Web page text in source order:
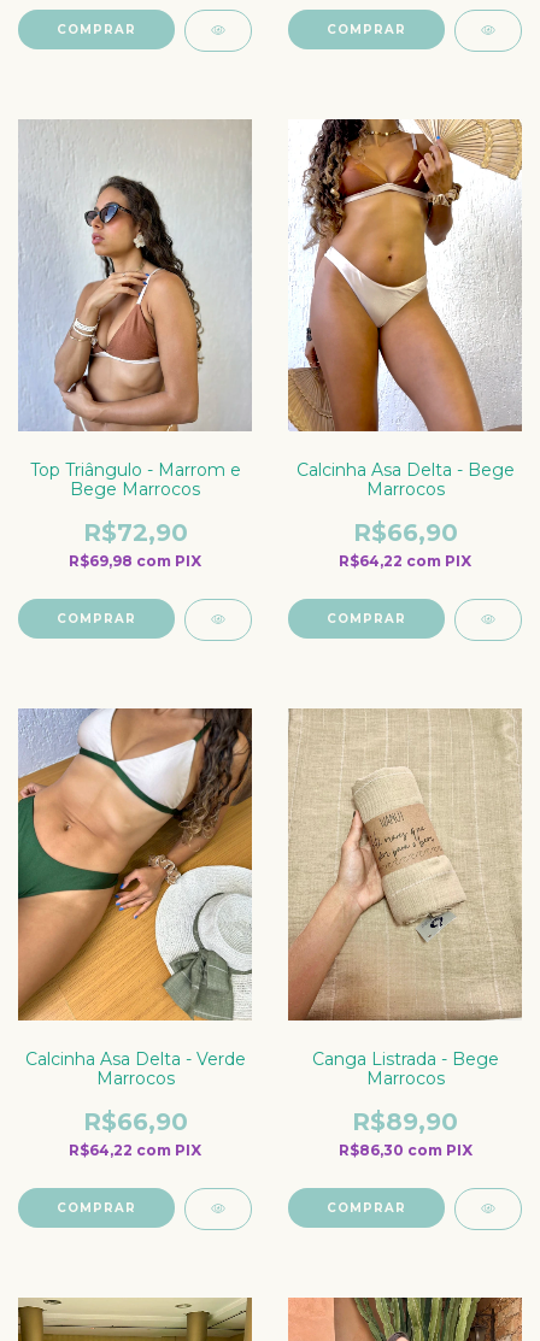
COMPRAR COMPRAR
Top Triângulo - Marrom e
Bege Marrocos
R$72,90
R$69,98 com PIX
COMPRAR
Calcinha Asa Delta - Bege
Marrocos
R$66,90
R$64,22 com PIX
COMPRAR
Calcinha Asa Delta - Verde
Marrocos
R$66,90
R$64,22 com PIX
COMPRAR
Canga Listrada - Bege
Marrocos
R$89,90
R$86,30 com PIX
COMPRAR